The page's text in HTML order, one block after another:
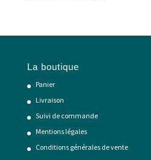
La boutique
Panier
Livraison
Suivi de commande
Mentions légales
Conditions générales de vente